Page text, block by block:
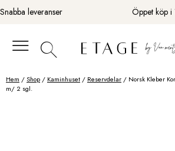
Fortsätt
till
Snabba leveranser Öppet köp i
Hem /Shop / Kaminhuset / Reservdelar / Norsk Kleber
m/ 2 sgl.